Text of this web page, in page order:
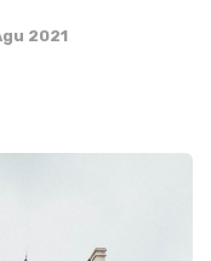
Kebakaran
2021